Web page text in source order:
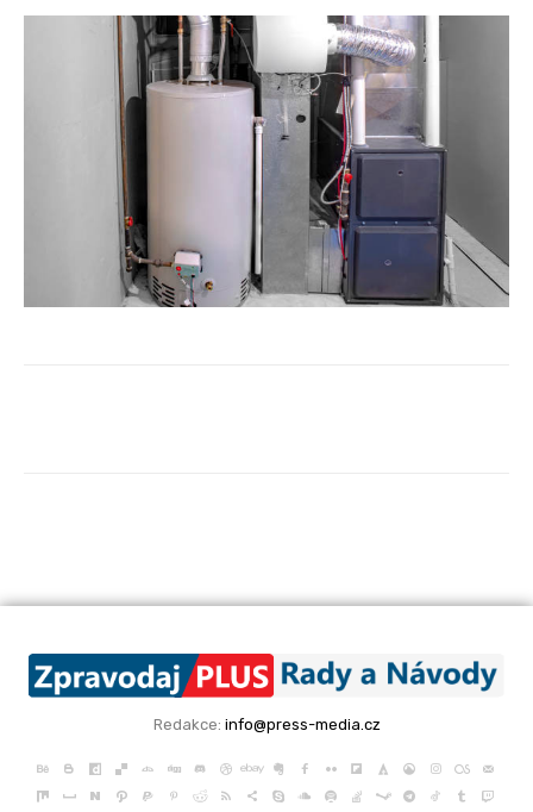
Redakce: info@press-media.cz